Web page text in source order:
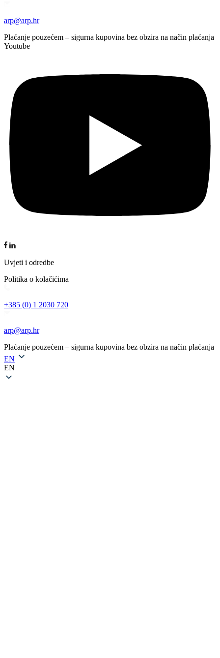
arp@arp.hr
Plaćanje pouzećem – sigurna kupovina bez obzira na način plaćanja
Youtube
Uvjeti i odredbe
Politika o kolačićima
+385 (0) 1 2030 720
arp@arp.hr
Plaćanje pouzećem – sigurna kupovina bez obzira na način plaćanja
EN
EN